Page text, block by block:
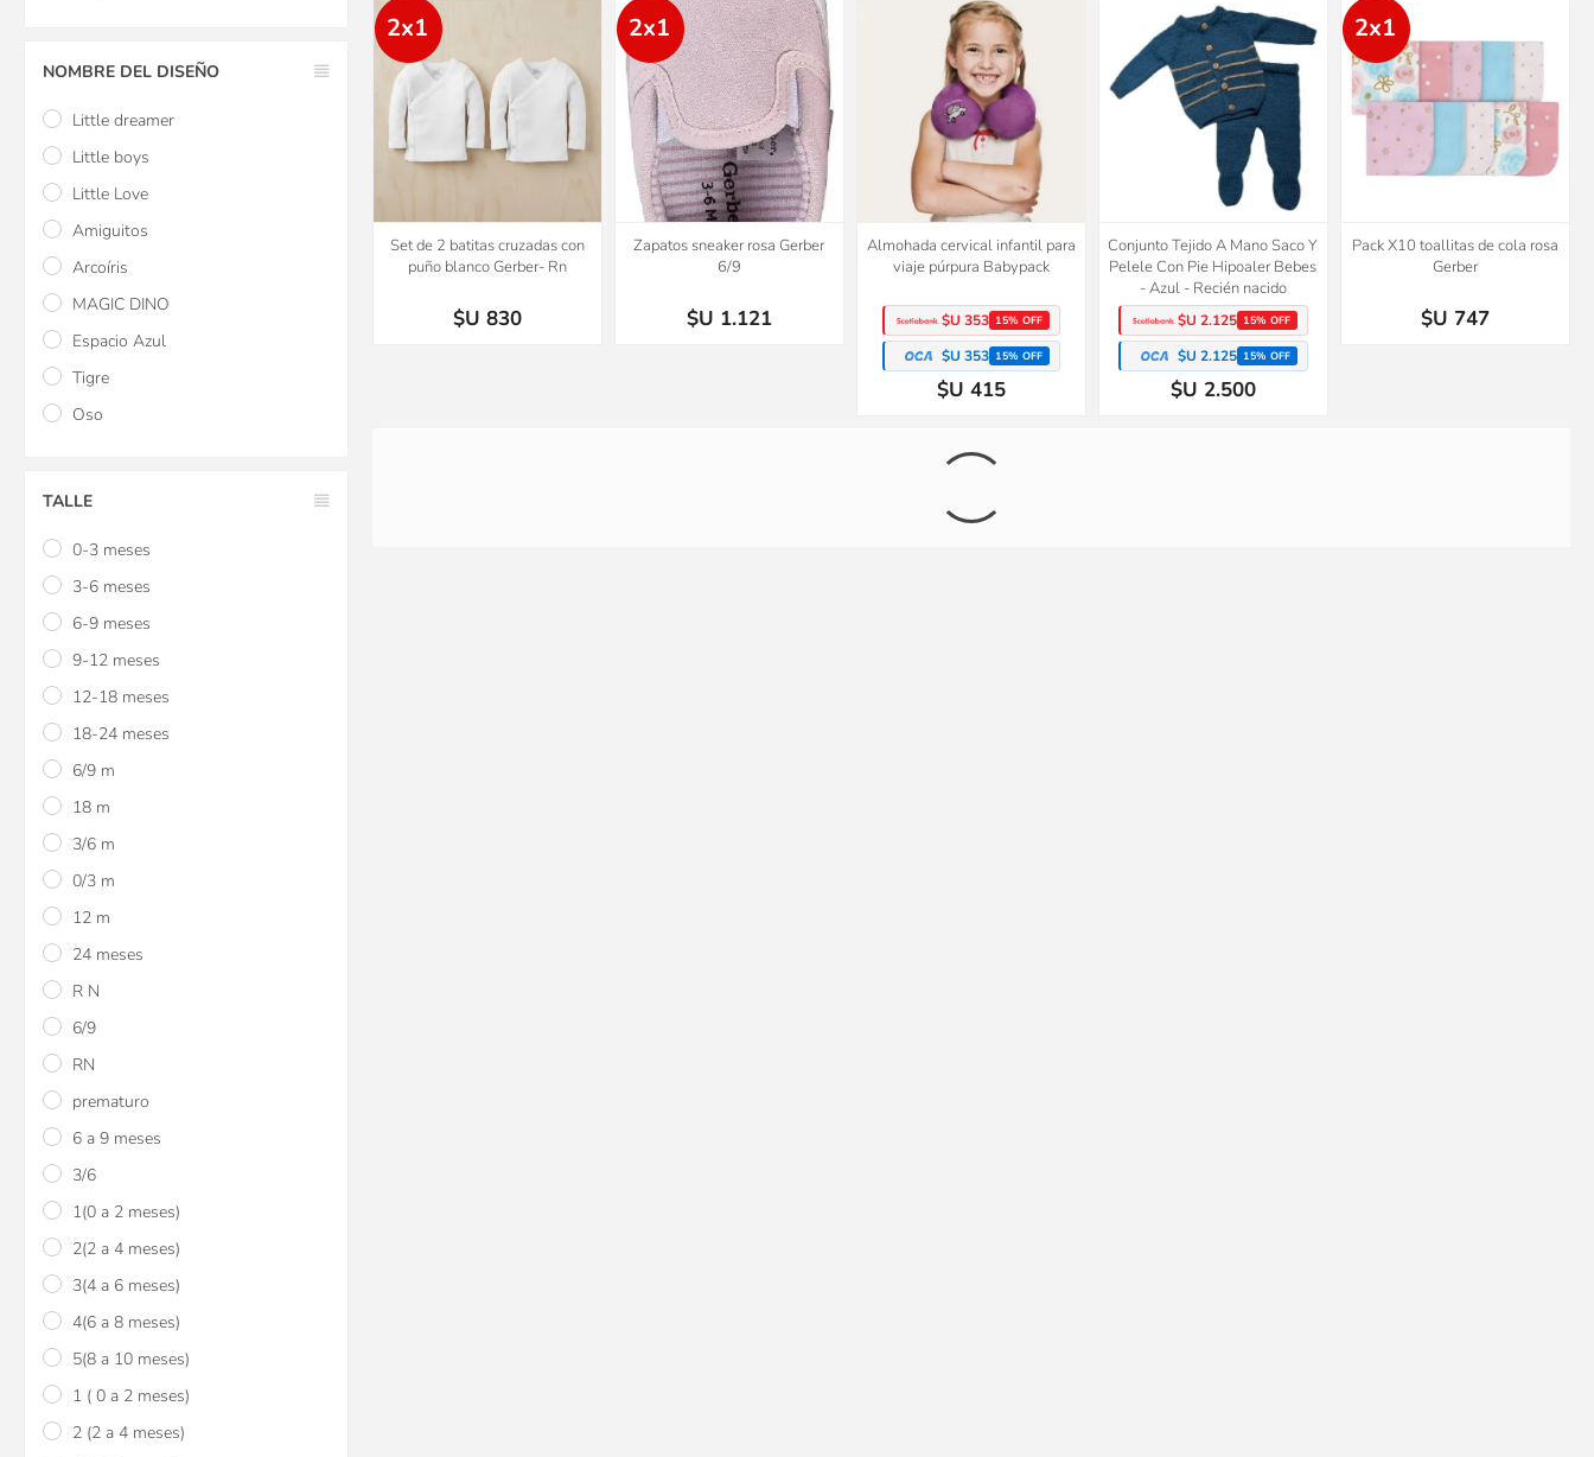
2x1
Set de 2 batitas cruzadas con
puño blanco Gerber- Rn
$U 830
2x1
Zapatos sneaker rosa Gerber
6/9
$U 1.121
Almohada cervical infantil para
viaje púrpura Babypack
$U 353 15% OFF
$U 353 15% OFF
$U 415
Conjunto Tejido A Mano Saco Y
Pelele Con Pie Hipoaler Bebes
- Azul - Recién nacido
$U 2.125 15% OFF
$U 2.125 15% OFF
$U 2.500
2x1
Pack X10 toallitas de cola rosa
Gerber
$U 747
NOMBRE DEL DISEÑO
Little dreamer
Little boys
Little Love
Amiguitos
Arcoíris
MAGIC DINO
Espacio Azul
Tigre
Oso
TALLE
0-3 meses
3-6 meses
6-9 meses
9-12 meses
12-18 meses
18-24 meses
6/9 m
18 m
3/6 m
0/3 m
12 m
24 meses
R N
6/9
RN
prematuro
6 a 9 meses
3/6
1(0 a 2 meses)
2(2 a 4 meses)
3(4 a 6 meses)
4(6 a 8 meses)
5(8 a 10 meses)
1 ( 0 a 2 meses)
2 (2 a 4 meses)